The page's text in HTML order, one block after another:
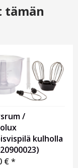
tämän
/
kulholla
€*